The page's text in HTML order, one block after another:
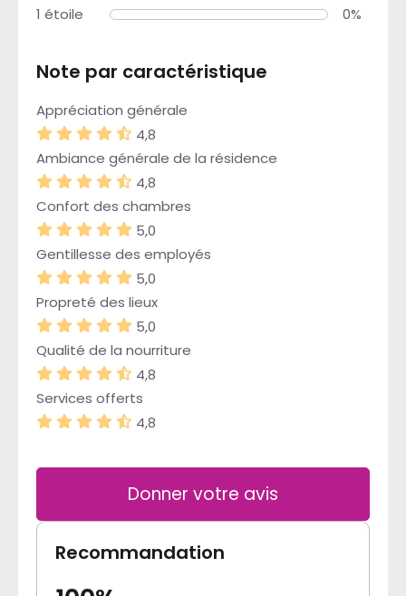
1 étoile
0%
Note par caractéristique
Appréciation générale
4,8
Ambiance générale de la résidence
4,8
Confort des chambres
5,0
Gentillesse des employés
5,0
Propreté des lieux
5,0
Qualité de la nourriture
4,8
Services offerts
4,8
Donner votre avis
Recommandation